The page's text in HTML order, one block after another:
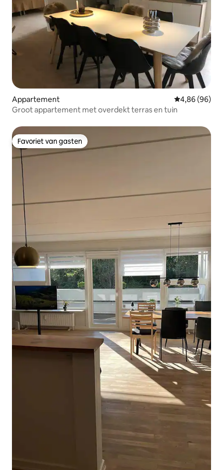
Appartement Gemiddelde
4,86 (96)
Groot appartement met overdekt terras en tuin
Favoriet van gasten
Favoriet van gasten